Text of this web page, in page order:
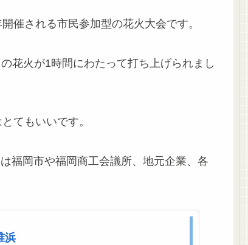
催される市民参加型の花火大会です。
花火が1時間にわたって打ち上げられまし
てもいいです。
福岡市や福岡商工会議所、地元企業、各
浜